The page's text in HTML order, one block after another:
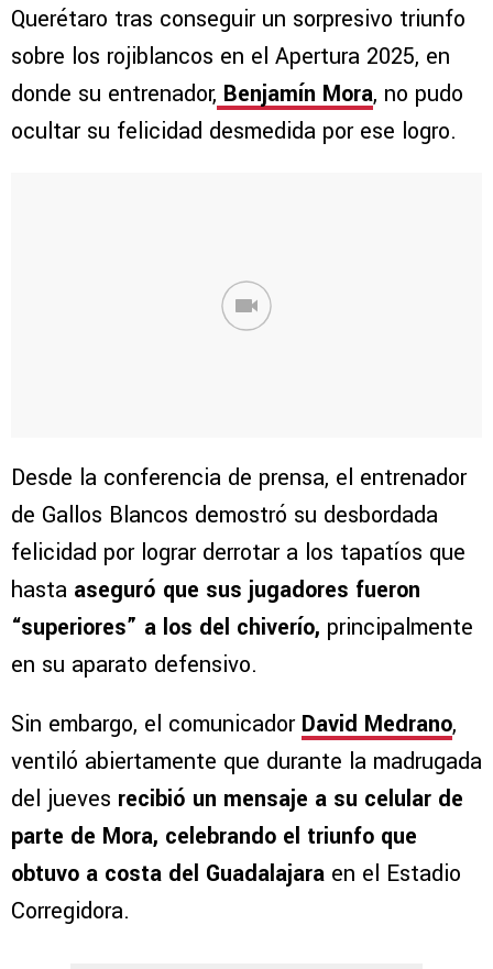
Querétaro tras conseguir un sorpresivo triunfo
sobre los rojiblancos en el Apertura 2025, en
donde su entrenador, Benjamín Mora, no pudo
ocultar su felicidad desmedida por ese logro.
Desde la conferencia de prensa, el entrenador
de Gallos Blancos demostró su desbordada
felicidad por lograr derrotar a los tapatíos que
hasta aseguró que sus jugadores fueron
“superiores” a los del chiverío, principalmente
en su aparato defensivo.
Sin embargo, el comunicador David Medrano,
ventiló abiertamente que durante la madrugada
del jueves recibió un mensaje a su celular de
parte de Mora, celebrando el triunfo que
obtuvo a costa del Guadalajara en el Estadio
Corregidora.